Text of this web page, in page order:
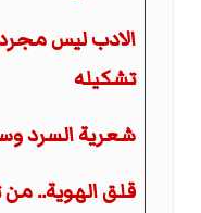
الادب ليس
تشكيله
شعرية السرد
قلق الهوية..